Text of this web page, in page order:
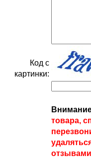
Код с
картинки:
товара,